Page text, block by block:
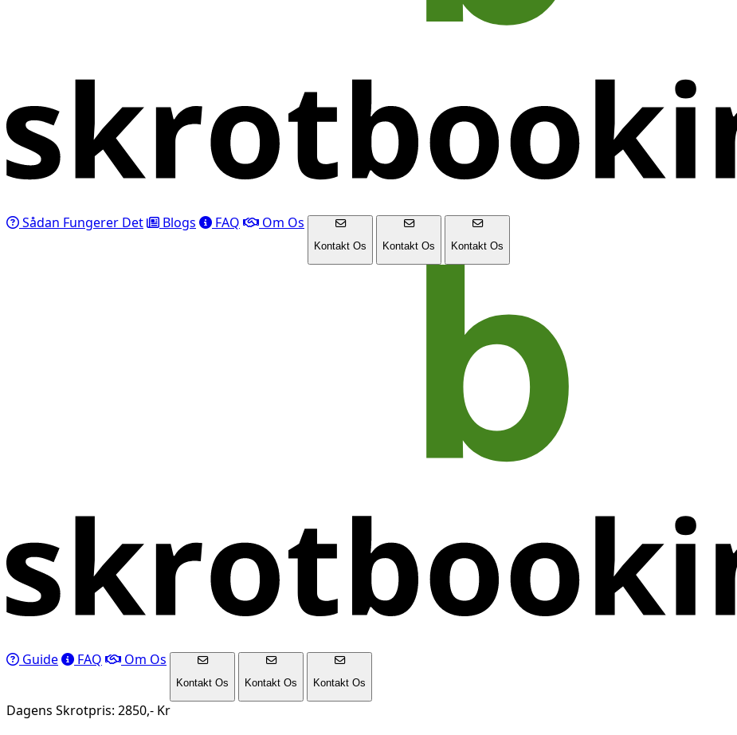
Sådan Fungerer Det Blogs FAQ Om Os
Kontakt Os Kontakt Os Kontakt Os
Guide FAQ Om Os
Kontakt Os Kontakt Os Kontakt Os
Dagens Skrotpris: 2850,- Kr